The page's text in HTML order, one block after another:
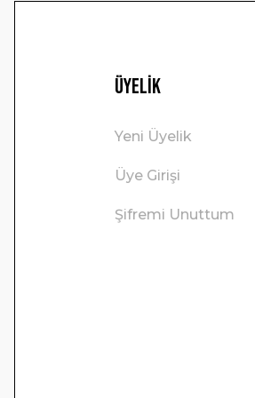
Üyelik
Yeni Üyelik
Üye Girişi
Şifremi Unuttum